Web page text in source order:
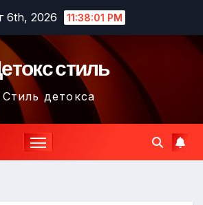
6th, 2026 11:38:02 PM
стиль
Стиль детокса